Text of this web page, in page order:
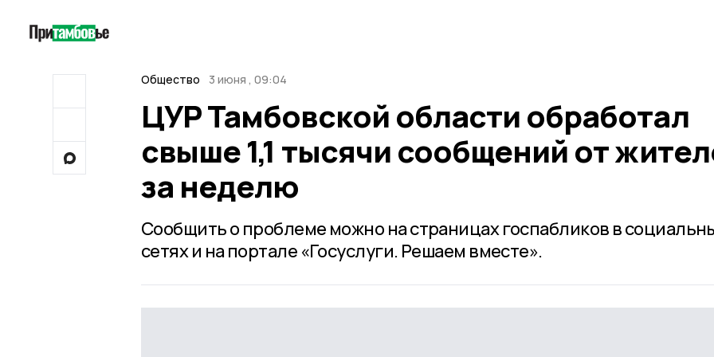
Общество 3 июня , 09:04
ЦУР Тамбовской области обработал
свыше 1,1 тысячи сообщений от
за неделю
Сообщить о проблеме можно на страницах госпабликов в
сетях и на портале «Госуслуги. Решаем вместе».